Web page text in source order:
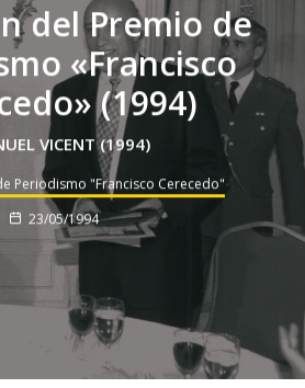
del Premio de
«Francisco
(1994)
VICENT (1994)
Periodismo "Francisco Cerecedo"
23/05/1994